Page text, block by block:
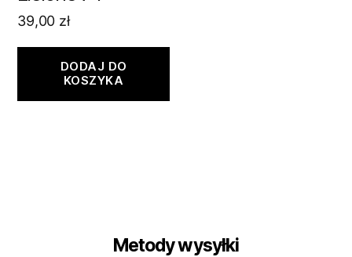
39,00 zł
DODAJ DO
KOSZYKA
Metody wysyłki